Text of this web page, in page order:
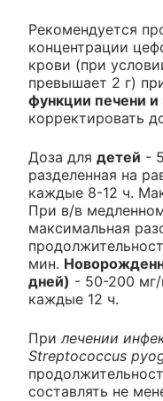
Рекомендуется
концентрации
крови (при
превышает 2 г)
функции печени и
корректировать
Доза для детей -
разделенная на
каждые 8-12 ч.
При в/в
максимальная
мин.
дней) - 50-200
каждые 12 ч.
При лечении
Streptococcus
составлять не